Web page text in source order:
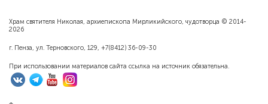
Храм святителя Николая, архиепископа Мирликийского, чудотворца © 2014-
2026
г. Пенза, ул. Терновского, 129, +7(8412) 36-09-30
При использовании материалов сайта ссылка на источник обязательна.